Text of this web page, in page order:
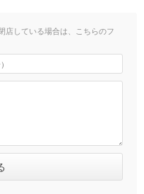
店している場合は、こちらのフ